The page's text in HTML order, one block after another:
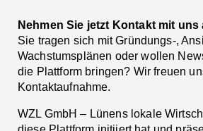
Nehmen Sie jetzt Kontakt mit uns
Sie tragen sich mit Gründungs-,
Wachstumsplänen oder wollen
die Plattform bringen? Wir freuen
Kontaktaufnahme.
WZL GmbH – Lünens lokale